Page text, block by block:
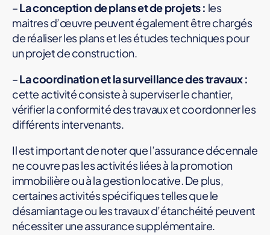
–La conception de plans et de projets : les
maitres d’œuvre peuvent également être chargés
de réaliser les plans et les études techniques pour
un projet de construction.
–La coordination et la surveillance des travaux :
cette activité consiste à superviser le chantier,
vérifier la conformité des travaux et coordonner les
différents intervenants.
Il est important de noter que l’assurance décennale
ne couvre pas les activités liées à la promotion
immobilière ou à la gestion locative. De plus,
certaines activités spécifiques telles que le
désamiantage ou les travaux d’étanchéité peuvent
nécessiter une assurance supplémentaire.